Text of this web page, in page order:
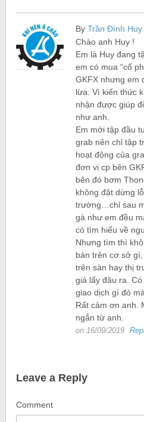
ByTrần Đình Huy
Chào anh Huy !
Em là Huy đang
em có mua “cổ
GKFX nhưng em
lừa. Vì kiến thức
nhận được giúp
như anh.
Em mới tập đầu
grab nên chỉ tập
hoạt động của
đơn vị cp bên
bên đó bơm
không đặt dừng
trường…chỉ sau
gà như em đều
có tìm hiểu về
Nhưng tìm thì
bán trên cơ sở
trên sàn hay thị
giá lấy đâu ra.
giao dịch gì đó
Rất cảm ơn anh.
ngắn từ anh.
on 16/09/2019
Leave a Reply
Comment